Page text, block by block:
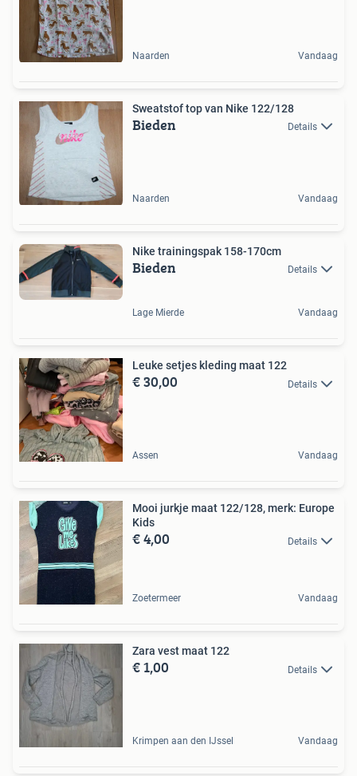
Naarden Vandaag
Sweatstof top van Nike 122/128
Bieden Details
Naarden Vandaag
Nike trainingspak 158-170cm
Bieden Details
Lage Mierde Vandaag
Leuke setjes kleding maat 122
€ 30,00 Details
Assen Vandaag
Mooi jurkje maat 122/128, merk: Europe
Kids
€ 4,00 Details
Zoetermeer Vandaag
Zara vest maat 122
€ 1,00 Details
Krimpen aan den IJssel Vandaag